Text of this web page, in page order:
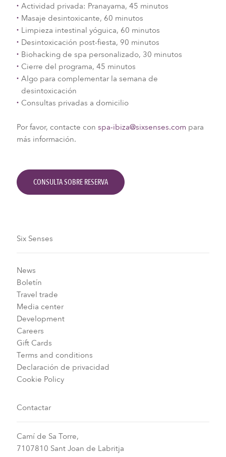
Actividad privada: Pranayama, 45 minutos
Masaje desintoxicante, 60 minutos
Limpieza intestinal yóguica, 60 minutos
Desintoxicación post-fiesta, 90 minutos
Biohacking de spa personalizado, 30 minutos
Cierre del programa, 45 minutos
Algo para complementar la semana de
desintoxicación
Consultas privadas a domicilio
Por favor, contacte con spa-ibiza@sixsenses.com para
más información.
CONSULTA SOBRE RESERVA
Six Senses
News
Boletín
Travel trade
Media center
Development
Careers
Gift Cards
Terms and conditions
Declaración de privacidad
Cookie Policy
Contactar
Camí de Sa Torre,
7107810 Sant Joan de Labritja